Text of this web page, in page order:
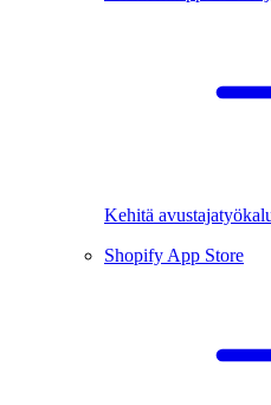
Kehitä
Shopify App Store